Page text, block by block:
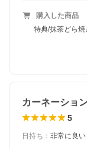
購入した商品
特典/抹茶どら焼
カーネーショ
5
日持ち ： 非常に良い